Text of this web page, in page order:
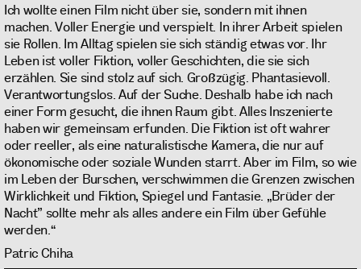
Ich wollte einen Film nicht über sie, sondern mit ihnen
machen. Voller Energie und verspielt. In ihrer Arbeit spielen
sie Rollen. Im Alltag spielen sie sich ständig etwas vor. Ihr
Leben ist voller Fiktion, voller Geschichten, die sie sich
erzählen. Sie sind stolz auf sich. Großzügig. Phantasievoll.
Verantwortungslos. Auf der Suche. Deshalb habe ich nach
einer Form gesucht, die ihnen Raum gibt. Alles Inszenierte
haben wir gemeinsam erfunden. Die Fiktion ist oft wahrer
oder reeller, als eine naturalistische Kamera, die nur auf
ökonomische oder soziale Wunden starrt. Aber im Film, so wie
im Leben der Burschen, verschwimmen die Grenzen zwischen
Wirklichkeit und Fiktion, Spiegel und Fantasie. „Brüder der
Nacht” sollte mehr als alles andere ein Film über Gefühle
werden.“
Patric Chiha